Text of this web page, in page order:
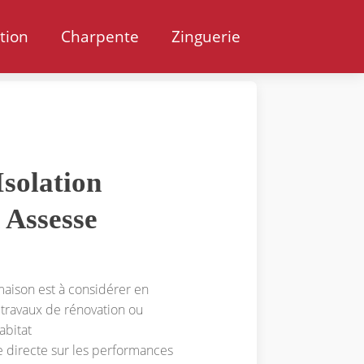
Charpente Zinguerie
est à considérer en
de rénovation ou
directe sur les performances